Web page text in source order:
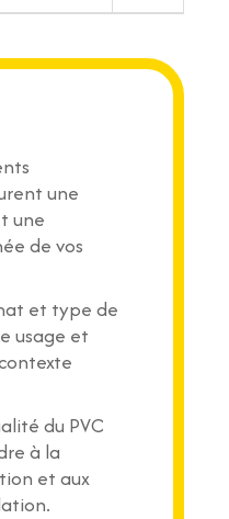
une
une
de vos
et type de
usage et
du PVC
à la
et aux